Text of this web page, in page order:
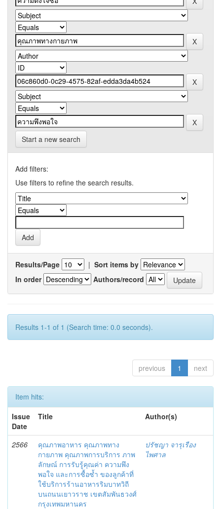
Start a new search
Add filters:
Use filters to refine the search results.
Results/Page | Sort items by
In order
Authors/record
Results 1-1 of 1 (Search time: 0.0 seconds).
previous 1 next
Item hits:
Issue
Date
Title Author(s)
2566
คุณภาพอาหาร คุณภาพทาง
กายภาพ คุณภาพการบริการ ภาพ
ลักษณ์ การรับรู้คุณค่า ความพึง
พอใจ และการซื้อซ้ำ ของลูกค้าที่
ใช้บริการร้านอาหารริมบาทวิถี
บนถนนเยาวราช เขตสัมพันธวงศ์
กรุงเทพมหานคร
ปรัชญา จารุเรือง
ไพศาล